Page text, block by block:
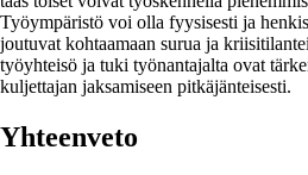
Työympäristö voi olla fyysisesti ja
joutuvat kohtaamaan surua ja
työyhteisö ja tuki työnantajalta ovat
kuljettajan jaksamiseen pitkäjänteisesti.
Yhteenveto